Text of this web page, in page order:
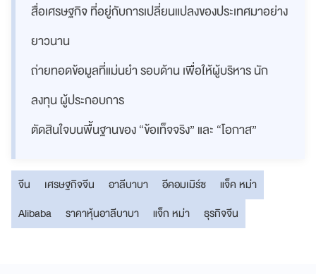
สื่อเศรษฐกิจ ที่อยู่กับการเปลี่ยนแปลงของประเทศมาอย่าง
ยาวนาน
ถ่ายทอดข้อมูลที่แม่นยำ รอบด้าน เพื่อให้ผู้บริหาร นัก
ลงทุน ผู้ประกอบการ
ตัดสินใจบนพื้นฐานของ “ข้อเท็จจริง” และ “โอกาส”
จีน เศรษฐกิจจีน อาลีบาบา อีคอมเมิร์ซ
แจ็ค หม่า
Alibaba
ราคาหุ้นอาลีบาบา แจ็ก หม่า ธุรกิจจีน